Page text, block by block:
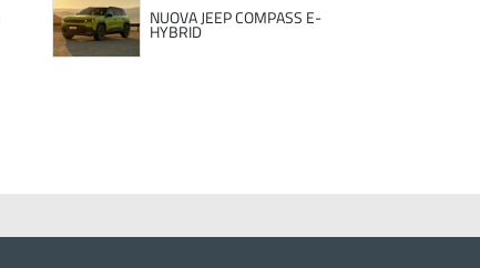
NUOVA JEEP COMPASS E-
HYBRID